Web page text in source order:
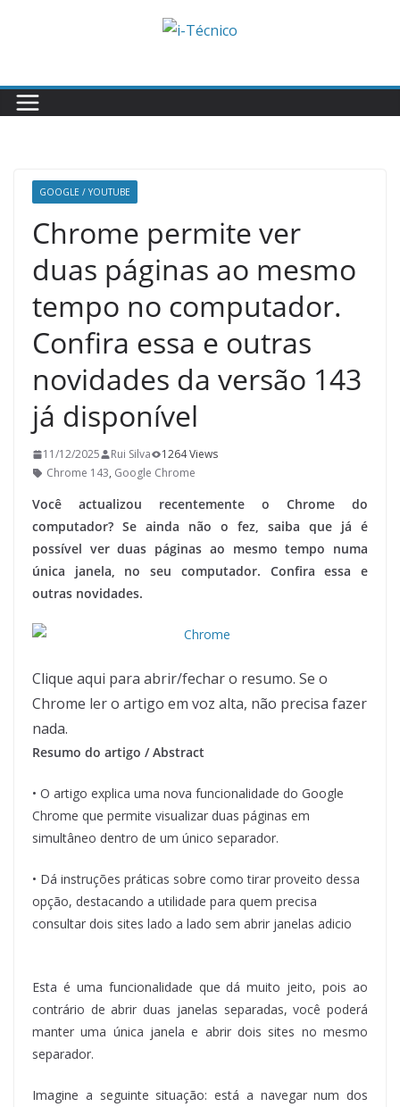
GOOGLE / YOUTUBE
Chrome permite ver
duas páginas ao mesmo
tempo no computador.
Confira essa e outras
novidades da versão 143
já disponível
11/12/2025 Rui Silva
1264 Views
Chrome 143, Google Chrome
Você actualizou recentemente o Chrome do
computador? Se ainda não o fez, saiba que já é
possível ver duas páginas ao mesmo tempo numa
única janela, no seu computador. Confira essa e
outras novidades.
Clique aqui para abrir/fechar o resumo. Se o
Chrome ler o artigo em voz alta, não precisa fazer
nada.
Resumo do artigo / Abstract
• O artigo explica uma nova funcionalidade do Google
Chrome que permite visualizar duas páginas em
simultâneo dentro de um único separador.
• Dá instruções práticas sobre como tirar proveito dessa
opção, destacando a utilidade para quem precisa
consultar dois sites lado a lado sem abrir janelas adicio
Esta é uma funcionalidade que dá muito jeito, pois ao
contrário de abrir duas janelas separadas, você poderá
manter uma única janela e abrir dois sites no mesmo
separador.
Imagine a seguinte situação: está a navegar num dos